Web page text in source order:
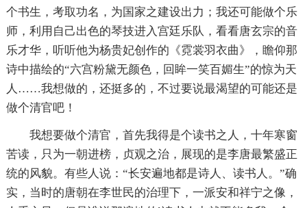
个书生，考取功名，为国家之建设出力；我还可能做个乐
师，利用自己出色的琴技进入宫廷乐队，看看唐玄宗的音
乐才华，听听他为杨贵妃创作的《霓裳羽衣曲》，瞻仰那
诗中描绘的“六宫粉黛无颜色，回眸一笑百媚生”的惊为天
人……我想做的，还挺多的，不过要说最渴望的可能还是
做个清官吧！
我想要做个清官，首先我得是个读书之人，十年寒窗
苦读，只为一朝进榜，贞观之治，展现的是李唐最繁盛正
统的风貌。有些人说：“长安遍地都是诗人、读书人。”确
实，当时的唐朝在李世民的治理下，一派安和祥宁之像，